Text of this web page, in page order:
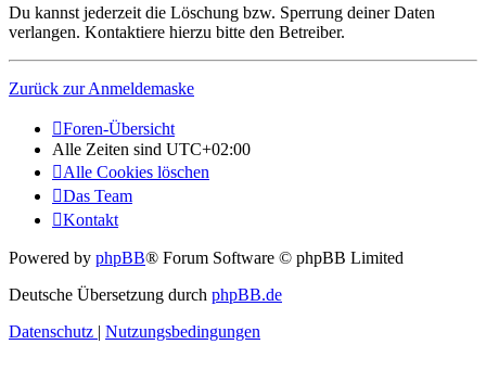
Du kannst jederzeit die Löschung bzw. Sperrung deiner Daten
verlangen. Kontaktiere hierzu bitte den Betreiber.
Zurück zur Anmeldemaske
Foren-Übersicht
Alle Zeiten sind UTC+02:00
Alle Cookies löschen
Das Team
Kontakt
Powered by phpBB® Forum Software © phpBB Limited
Deutsche Übersetzung durch phpBB.de
Datenschutz | Nutzungsbedingungen